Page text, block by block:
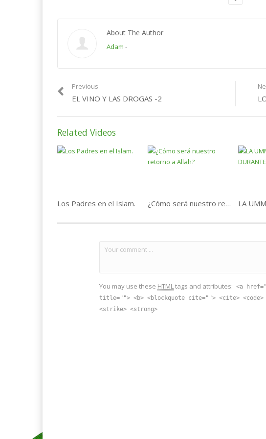
About The Author
Adam -
Previous
EL VINO Y LAS DROGAS -2
Related Videos
Los Padres en el Islam. ¿Cómo será nuestro retorno a Allah?
You may use these HTMLtags and attributes: <a
title=""> <b> <blockquote cite=""> <cite>
<strike> <strong>